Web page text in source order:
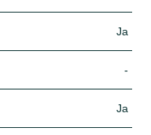
Ja
-
Ja